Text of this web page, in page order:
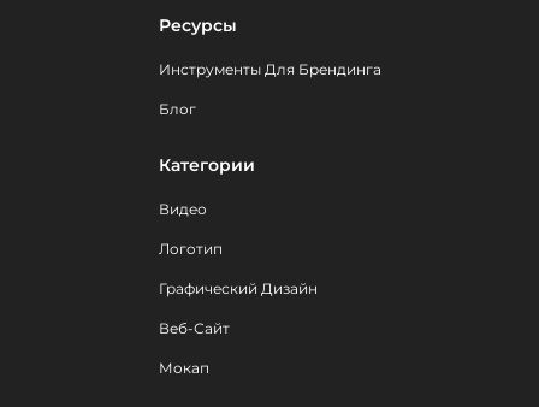
Ресурсы
Инструменты Для Брендинга
Блог
Категории
Видео
Логотип
Графический Дизайн
Веб-Сайт
Мокап